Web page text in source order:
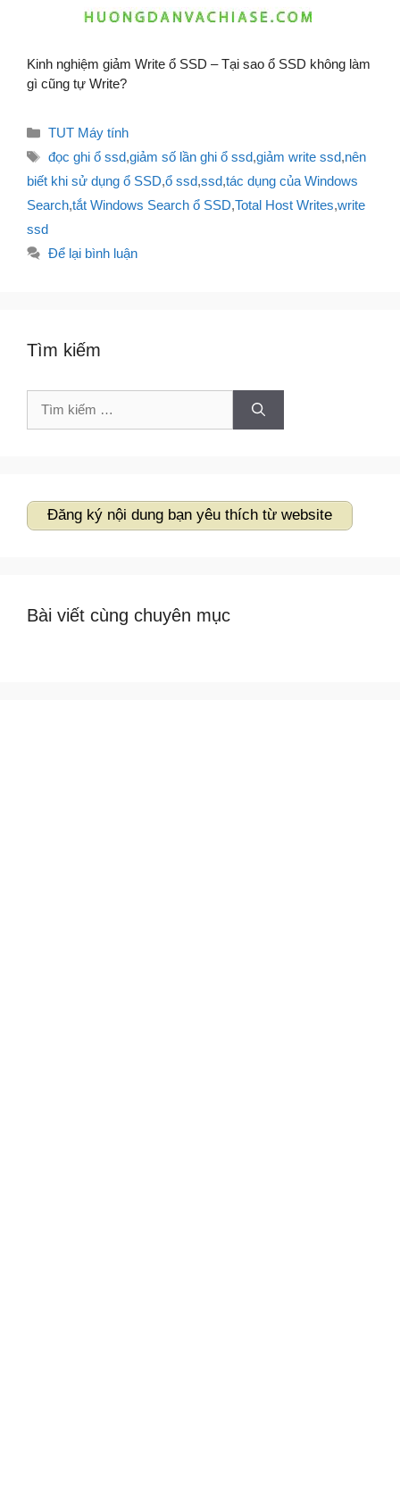
Kinh nghiệm giảm Write ổ SSD – Tại sao ổ SSD không làm
gì cũng tự Write?
Danh
mục
TUT Máy tính
Thẻ
đọc ghi ổ ssd,giảm số lần ghi ổ ssd,giảm write ssd,nên
biết khi sử dụng ổ SSD,ổ ssd,ssd,tác dụng của Windows
Search,tắt Windows Search ổ SSD,Total Host Writes,write
ssd
Để lại bình luận
Tìm kiếm
Tìm
Đăng ký nội dung bạn yêu thích từ website
Bài viết cùng chuyên mục